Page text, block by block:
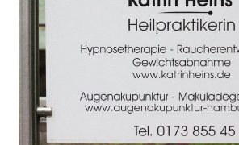
Praxis
Preise
Kontakt